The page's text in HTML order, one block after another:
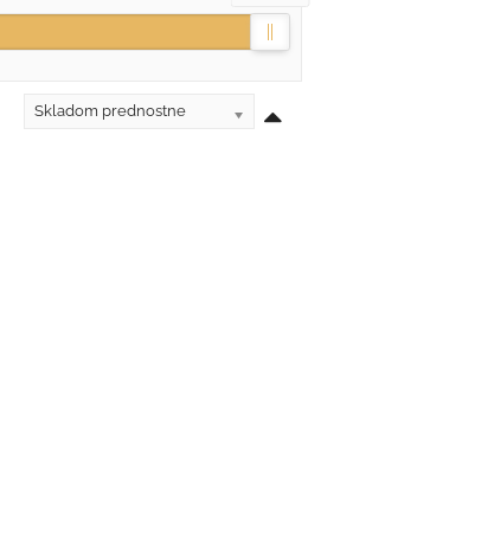
Skladom prednostne